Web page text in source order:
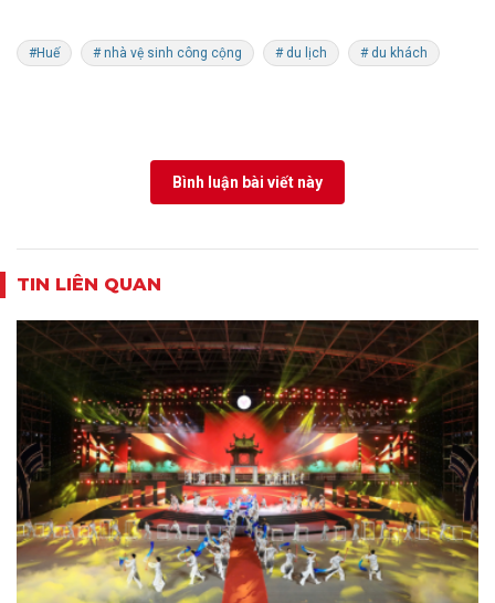
#Huế # nhà vệ sinh công cộng # du lịch # du khách
Bình luận bài viết này
TIN LIÊN QUAN